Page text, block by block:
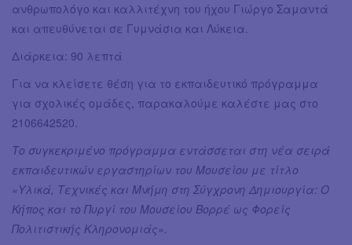
ανθρωπολόγο και καλλιτέχνη του ήχου Γιώργο Σαμαντά
και απευθύνεται σε Γυμνάσια και Λύκεια.
Διάρκεια: 90 λεπτά
Για να κλείσετε θέση για το εκπαιδευτικό πρόγραμμα
για σχολικές ομάδες, παρακαλούμε καλέστε μας στο
2106642520.
Το συγκεκριμένο πρόγραμμα εντάσσεται στη νέα σειρά
εκπαιδευτικών εργαστηρίων του Μουσείου με τίτλο
«Υλικά, Τεχνικές και Μνήμη στη Σύγχρονη Δημιουργία: Ο
Κήπος και το Πυργί του Μουσείου Βορρέ ως Φορείς
Πολιτιστικής Κληρονομιάς».